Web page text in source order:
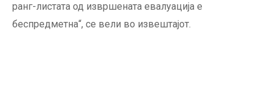
ранг-листата од извршената евалуација е
беспредметна“, се вели во извештајот.